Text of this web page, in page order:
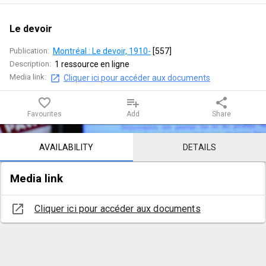
Le devoir
Publication: Montréal : Le devoir, 1910- [557]
Description: 1 ressource en ligne
Media link: Cliquer ici pour accéder aux documents
favorite_border
Favourites
playlist_add
Add
share
Share
Notice content
AVAILABILITY DETAILS
Media link
open_in_new Cliquer ici pour accéder aux documents